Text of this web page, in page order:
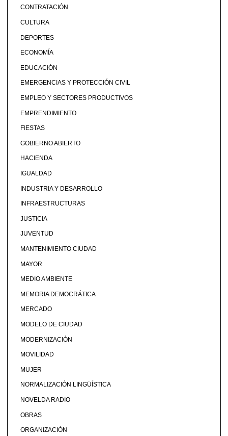
CONTRATACIÓN
CULTURA
DEPORTES
ECONOMÍA
EDUCACIÓN
EMERGENCIAS Y PROTECCIÓN CIVIL
EMPLEO Y SECTORES PRODUCTIVOS
EMPRENDIMIENTO
FIESTAS
GOBIERNO ABIERTO
HACIENDA
IGUALDAD
INDUSTRIA Y DESARROLLO
INFRAESTRUCTURAS
JUSTICIA
JUVENTUD
MANTENIMIENTO CIUDAD
MAYOR
MEDIO AMBIENTE
MEMORIA DEMOCRÁTICA
MERCADO
MODELO DE CIUDAD
MODERNIZACIÓN
MOVILIDAD
MUJER
NORMALIZACIÓN LINGÜÍSTICA
NOVELDA RADIO
OBRAS
ORGANIZACIÓN